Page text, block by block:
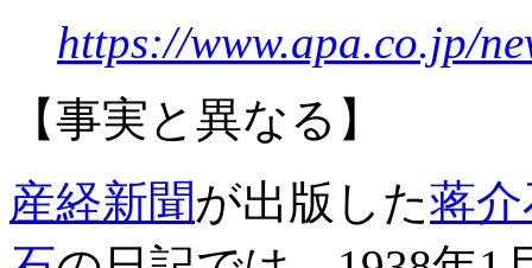
https://www.apa.co.jp/
【事実と異なる】
産経新聞が出版した蒋